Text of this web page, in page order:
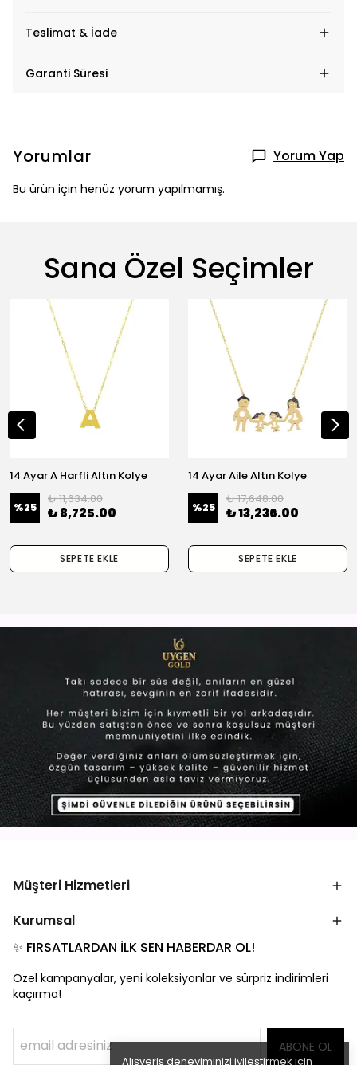
Alışveriş deneyiminizi iyileştirmek için
Teslimat & İade
Garanti Süresi
Yorumlar Yorum Yap
Bu ürün için henüz yorum yapılmamış.
Sana Özel Seçimler
14 Ayar A Harfli Altın Kolye
%25
₺ 11,634.00
₺ 8,725.00
SEPETE EKLE
14 Ayar Aile Altın Kolye
%25
₺ 17,648.00
₺ 13,236.00
SEPETE EKLE
Müşteri Hizmetleri
Kurumsal
✨ FIRSATLARDAN İLK SEN HABERDAR OL!
Özel kampanyalar, yeni koleksiyonlar ve sürpriz indirimleri
kaçırma!
ABONE OL